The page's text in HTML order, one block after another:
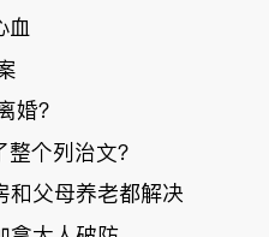
血
婚？
个列治文？
和父母养老都解决